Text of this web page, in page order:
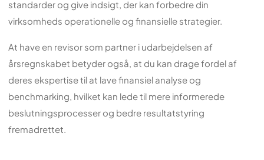
standarder og give indsigt, der kan forbedre din
virksomheds operationelle og finansielle strategier.
At have en revisor som partner i udarbejdelsen af
årsregnskabet betyder også, at du kan drage fordel af
deres ekspertise til at lave finansiel analyse og
benchmarking, hvilket kan lede til mere informerede
beslutningsprocesser og bedre resultatstyring
fremadrettet.